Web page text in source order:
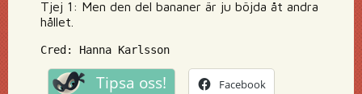
Tjej 1: Men den del bananer är ju böjda åt andra
hållet.
Cred: Hanna Karlsson
Tipsa oss! Facebook